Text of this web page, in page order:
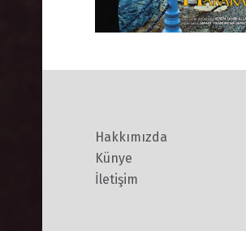
Hakkımızda
Künye
İletişim